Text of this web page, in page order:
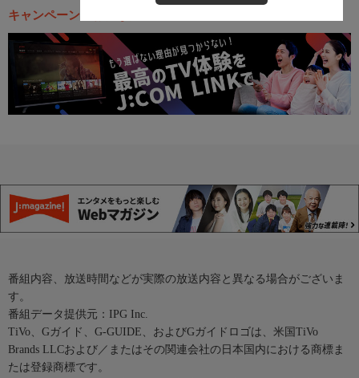
キャンペーン・お得な情報
番組内容、放送時間などが実際の放送内容と異なる場合がございま
す。
番組データ提供元：IPG Inc.
TiVo、Gガイド、G-GUIDE、およびGガイドロゴは、米国TiVo
Brands LLCおよび／またはその関連会社の日本国内における商標ま
たは登録商標です。